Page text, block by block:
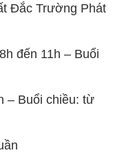
Đắc Trường Phát
đến 11h – Buổi
– Buổi chiều: từ